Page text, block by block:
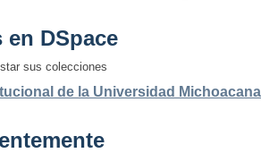
en DSpace
sus colecciones
de la Universidad